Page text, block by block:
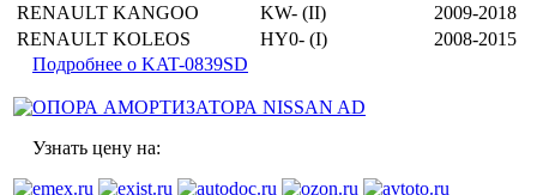
RENAULT KANGOO KW- (II)
2009-2018
RENAULT KOLEOS HY0- (I)
2008-2015
Подробнее о KAT-0839SD
Узнать цену на: